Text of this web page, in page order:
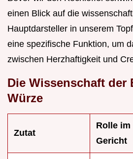
einen Blick auf die
Hauptdarsteller in unserem
eine spezifische Funktion, um
zwischen Herzhaftigkeit und
Die Wissenschaft der
Würze
Zutat
Rolle im
Gericht